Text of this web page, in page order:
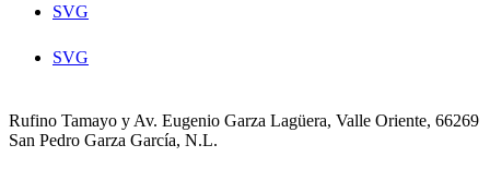
SVG
SVG
Rufino Tamayo y Av. Eugenio Garza Lagüera, Valle Oriente, 66269
San Pedro Garza García, N.L.